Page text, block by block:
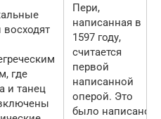
восходят
где
и танец
Пери,
написанная в
1597 году,
считается
первой
написанной
оперой. Это
было написано